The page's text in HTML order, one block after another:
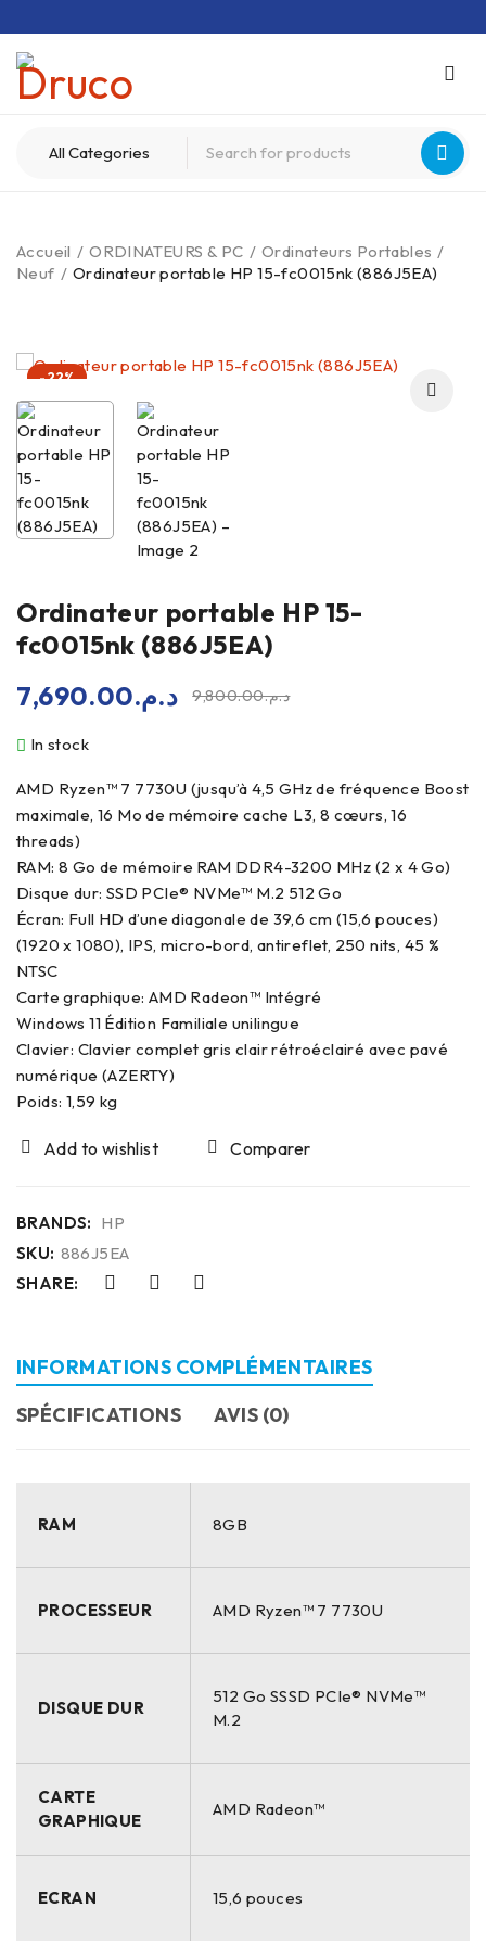
Accueil / ORDINATEURS & PC / Ordinateurs Portables /
Neuf / Ordinateur portable HP 15-fc0015nk (886J5EA)
-22%
Ordinateur portable HP 15-
fc0015nk (886J5EA)
د.م.9,800.00 د.م.7,690.00
In stock
AMD Ryzen™ 7 7730U (jusqu’à 4,5 GHz de fréquence Boost
maximale, 16 Mo de mémoire cache L3, 8 cœurs, 16
threads)
RAM: 8 Go de mémoire RAM DDR4-3200 MHz (2 x 4 Go)
Disque dur: SSD PCIe® NVMe™ M.2 512 Go
Écran: Full HD d’une diagonale de 39,6 cm (15,6 pouces)
(1920 x 1080), IPS, micro-bord, antireflet, 250 nits, 45 %
NTSC
Carte graphique: AMD Radeon™ Intégré
Windows 11 Édition Familiale unilingue
Clavier: Clavier complet gris clair rétroéclairé avec pavé
numérique (AZERTY)
Poids: 1,59 kg
Comparer
BRANDS: HP
SKU: 886J5EA
SHARE:
INFORMATIONS COMPLÉMENTAIRES
SPÉCIFICATIONS
AVIS (0)
RAM 8GB
PROCESSEUR AMD Ryzen™ 7 7730U
DISQUE DUR
512 Go SSSD PCIe® NVMe™
M.2
CARTE
GRAPHIQUE
AMD Radeon™
ECRAN 15,6 pouces